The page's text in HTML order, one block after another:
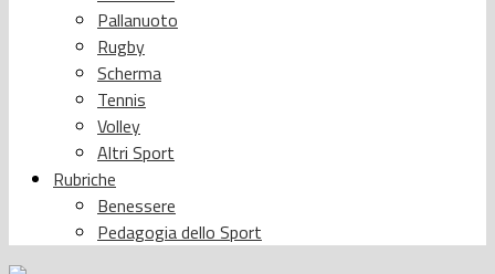
Pallanuoto
Rugby
Scherma
Tennis
Volley
Altri Sport
Rubriche
Benessere
Pedagogia dello Sport